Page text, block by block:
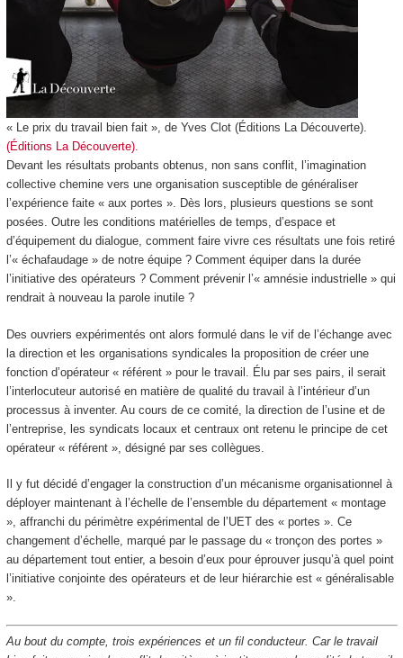
« Le prix du travail bien fait », de Yves Clot (Éditions La Découverte).
(Éditions La Découverte).
Devant les résultats probants obtenus, non sans conflit, l’imagination
collective chemine vers une organisation susceptible de généraliser
l’expérience faite « aux portes ». Dès lors, plusieurs questions se sont
posées. Outre les conditions matérielles de temps, d’espace et
d’équipement du dialogue, comment faire vivre ces résultats une fois retiré
l’« échafaudage » de notre équipe ? Comment équiper dans la durée
l’initiative des opérateurs ? Comment prévenir l’« amnésie industrielle » qui
rendrait à nouveau la parole inutile ?
Des ouvriers expérimentés ont alors formulé dans le vif de l’échange avec
la direction et les organisations syndicales la proposition de créer une
fonction d’opérateur « référent » pour le travail. Élu par ses pairs, il serait
l’interlocuteur autorisé en matière de qualité du travail à l’intérieur d’un
processus à inventer. Au cours de ce comité, la direction de l’usine et de
l’entreprise, les syndicats locaux et centraux ont retenu le principe de cet
opérateur « référent », désigné par ses collègues.
Il y fut décidé d’engager la construction d’un mécanisme organisationnel à
déployer maintenant à l’échelle de l’ensemble du département « montage
», affranchi du périmètre expérimental de l’UET des « portes ». Ce
changement d’échelle, marqué par le passage du « tronçon des portes »
au département tout entier, a besoin d’eux pour éprouver jusqu’à quel point
l’initiative conjointe des opérateurs et de leur hiérarchie est « généralisable
».
Au bout du compte, trois expériences et un fil conducteur. Car le travail